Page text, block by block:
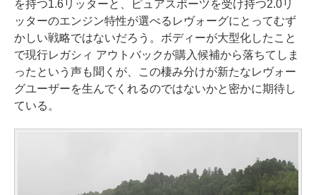
を持つ1.6リッターと、ピュアスポーツを受け持つ2.0リ
ッターのエンジン特性が選べるレヴォーグにとってむず
かしい戦略ではないだろう。ボディーが大型化したこと
で現行レガシィ アウトバックが購入候補から落ちてしま
ったという声も聞くが、この棲み分けが新たなレヴォー
グユーザーを生んでくれるのではないかと密かに期待し
ている。